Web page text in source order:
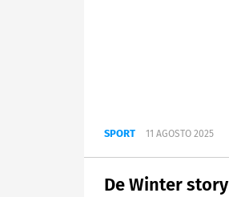
SPORT 11 AGOSTO 2025
De Winter story